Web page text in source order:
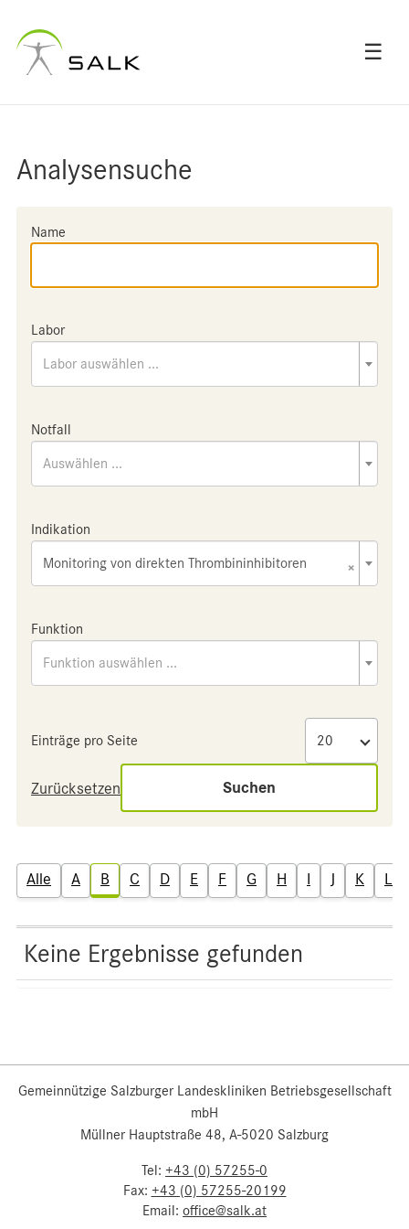
☰
Analysensuche
Name
Labor
Labor auswählen ...
Notfall
Auswählen ...
Indikation
×
Monitoring von direkten Thrombininhibitoren
Funktion
Funktion auswählen ...
Einträge pro Seite
Zurücksetzen Suchen
Alle A B C D E F G H I J K L
Keine Ergebnisse gefunden
Gemeinnützige Salzburger Landeskliniken Betriebsgesellschaft
mbH
Müllner Hauptstraße 48, A-5020 Salzburg
Tel: +43 (0) 57255-0
Fax: +43 (0) 57255-20199
Email: office@salk.at